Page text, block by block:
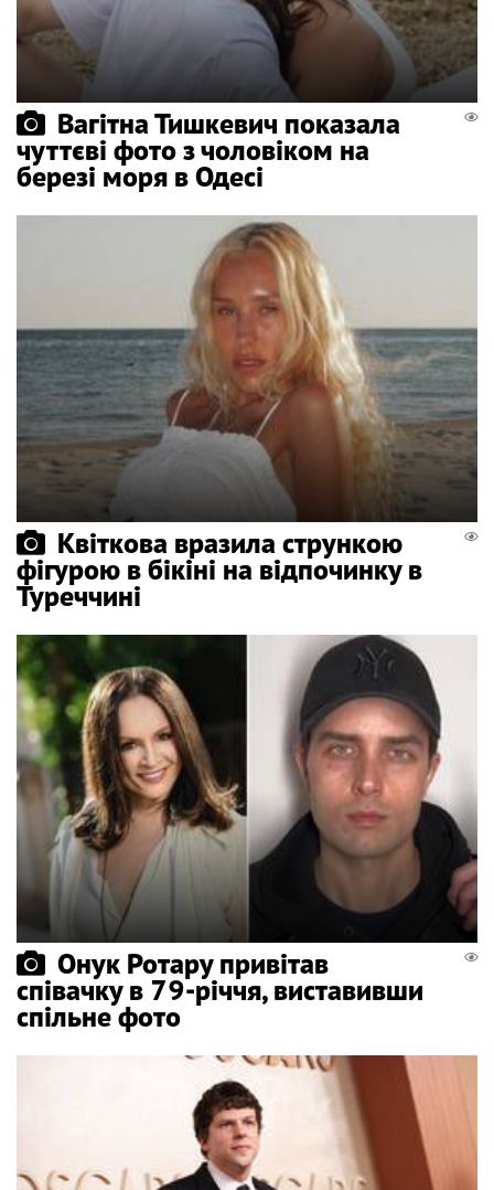
Вагітна Тишкевич показала
чуттєві фото з чоловіком на
березі моря в Одесі
Квіткова вразила стрункою
фігурою в бікіні на відпочинку в
Туреччині
Онук Ротару привітав
співачку в 79-річчя, виставивши
спільне фото